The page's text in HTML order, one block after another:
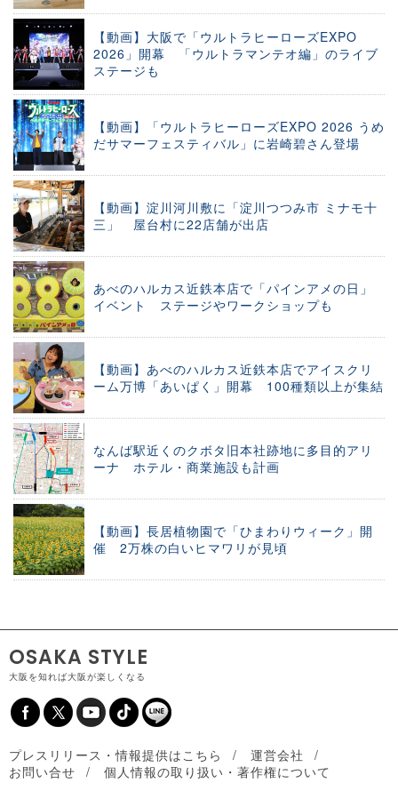
【動画】大阪で「ウルトラヒーローズEXPO
2026」開幕 「ウルトラマンテオ編」のライブ
ステージも
【動画】「ウルトラヒーローズEXPO 2026 うめ
だサマーフェスティバル」に岩崎碧さん登場
【動画】淀川河川敷に「淀川つつみ市 ミナモ十
三」 屋台村に22店舗が出店
あべのハルカス近鉄本店で「パインアメの日」
イベント ステージやワークショップも
【動画】あべのハルカス近鉄本店でアイスクリ
ーム万博「あいぱく」開幕 100種類以上が集結
なんば駅近くのクボタ旧本社跡地に多目的アリ
ーナ ホテル・商業施設も計画
【動画】長居植物園で「ひまわりウィーク」開
催 2万株の白いヒマワリが見頃
OSAKA STYLE
大阪を知れば大阪が楽しくなる
プレスリリース・情報提供はこちら
運営会社
お問い合せ
個人情報の取り扱い・著作権について